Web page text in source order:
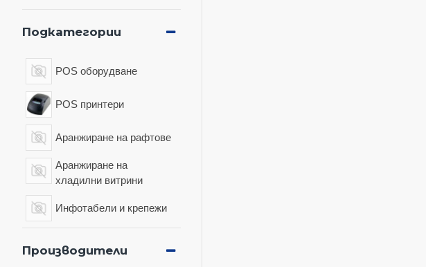
Подкатегории
POS оборудване
POS принтери
Аранжиране на рафтове
Аранжиране на
хладилни витрини
Инфотабели и крепежи
Производители